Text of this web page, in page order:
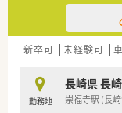
■施設内には
■診療受付時
■診療時間は
■電子カルテ
率化が図られ
います。
新卒可 未経験可
勤務地
長崎県 長
崇福寺駅 (長